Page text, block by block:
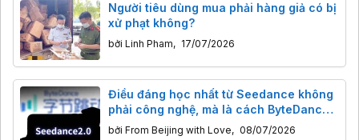
Người tiêu dùng mua phải hàng giả có bị
xử phạt không?
bởi Linh Pham, 17/07/2026
Điều đáng học nhất từ Seedance không
phải công nghệ, mà là cách ByteDance
kiếm tiền từ AI
bởi From Beijing with Love, 08/07/2026